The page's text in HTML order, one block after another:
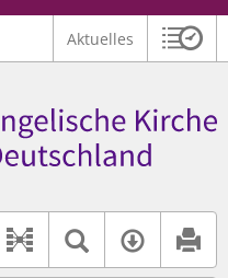
Aktuelles
Dokument-
Textsuche